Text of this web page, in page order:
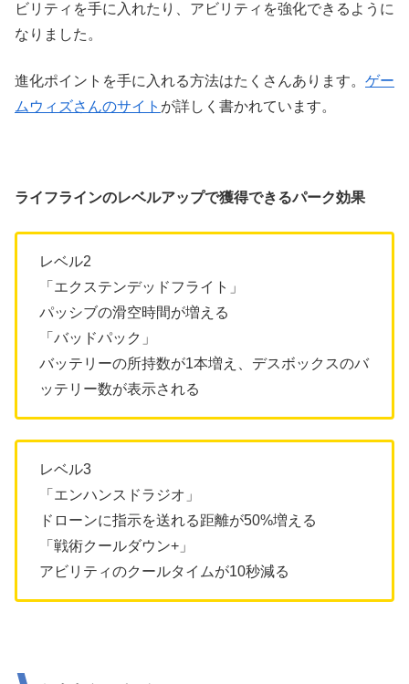
ビリティを手に入れたり、アビリティを強化できるように
なりました。
進化ポイントを手に入れる方法はたくさんあります。 ゲー
ムウィズさんのサイト が詳しく書かれています。
ライフラインのレベルアップで獲得できるパーク効果
レベル2
「エクステンデッドフライト」
パッシブの滑空時間が増える
「バッドパック」
バッテリーの所持数が1本増え、デスボックスのバ
ッテリー数が表示される
レベル3
「エンハンスドラジオ」
ドローンに指示を送れる距離が50%増える
「戦術クールダウン+」
アビリティのクールタイムが10秒減る